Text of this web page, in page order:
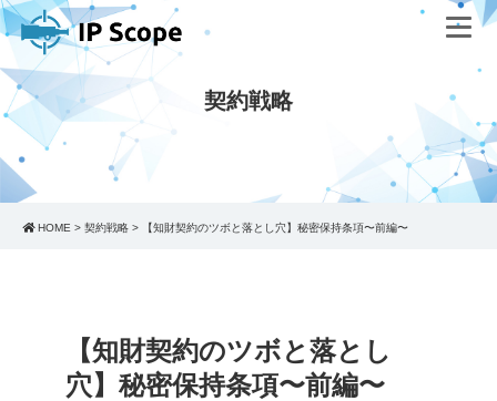
契約戦略
HOME > 契約戦略 > 【知財契約のツボと落とし穴】秘密保持条項〜前編〜
【知財契約のツボと落とし
穴】秘密保持条項〜前編〜